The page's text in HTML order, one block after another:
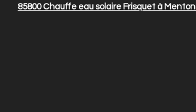
85800Chauffe eau solaire Frisquet à Menton